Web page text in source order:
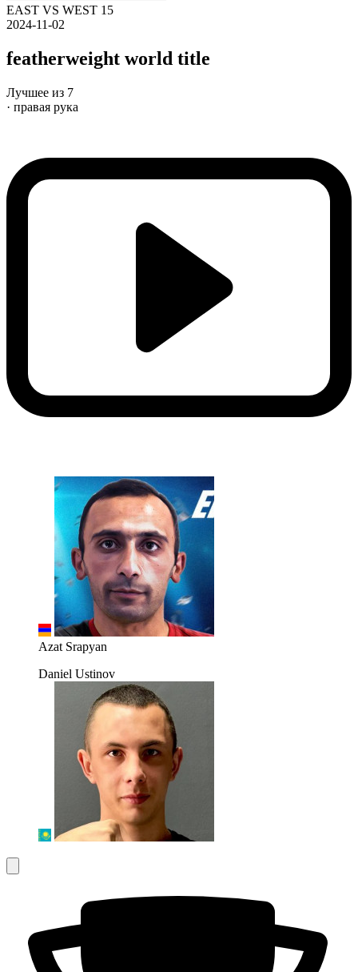
EAST VS WEST 15
2024-11-02
featherweight world title
Лучшее из 7
· правая рука
Azat Srapyan
Daniel Ustinov